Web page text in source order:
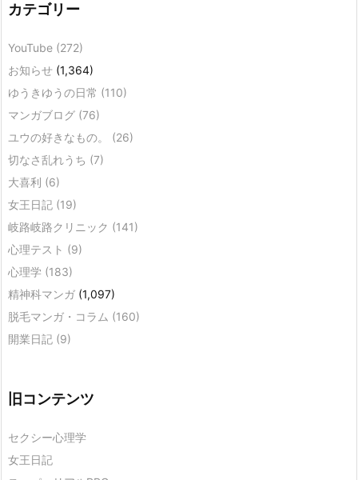
カテゴリー
YouTube (272)
お知らせ (1,364)
ゆうきゆうの日常 (110)
マンガブログ (76)
ユウの好きなもの。 (26)
切なさ乱れうち (7)
大喜利 (6)
女王日記 (19)
岐路岐路クリニック (141)
心理テスト (9)
心理学 (183)
精神科マンガ (1,097)
脱毛マンガ・コラム (160)
開業日記 (9)
旧コンテンツ
セクシー心理学
女王日記